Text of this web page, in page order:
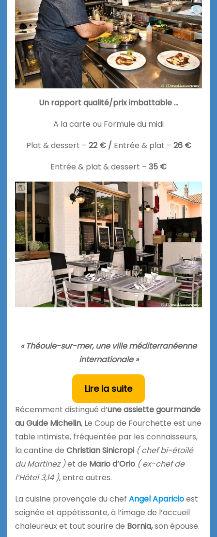
Un rapport qualité/prix imbattable …
A la carte ou Formule du midi
Plat & dessert – 22 € / Entrée & plat – 26 €
Entrée & plat & dessert – 35 €
« Théoule-sur-mer, une ville méditerranéenne
internationale »
Lire la suite
Récemment distingué d’une assiette gourmande
au Guide Michelin, Le Coup de Fourchette est une
table intimiste, fréquentée par les connaisseurs,
la cantine de Christian Sinicropi ( chef bi-étoilé
du Martinez )et de Mario d’Orio ( ex-chef de
l’Hôtel 3,14 ), entre autres.
La cuisine provençale du chef Angel Aparicioest
soignée et appétissante, à l’image de l’accueil
chaleureux et tout sourire de Bornia,son épouse.